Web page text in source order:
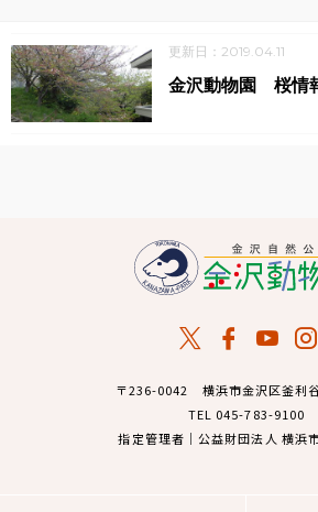
更新日：2019.04.11
金沢動物園 桜情
〒236-0042 横浜市金沢区釜利
TEL 045-783-9100
指定管理者｜公益財団法人 横浜